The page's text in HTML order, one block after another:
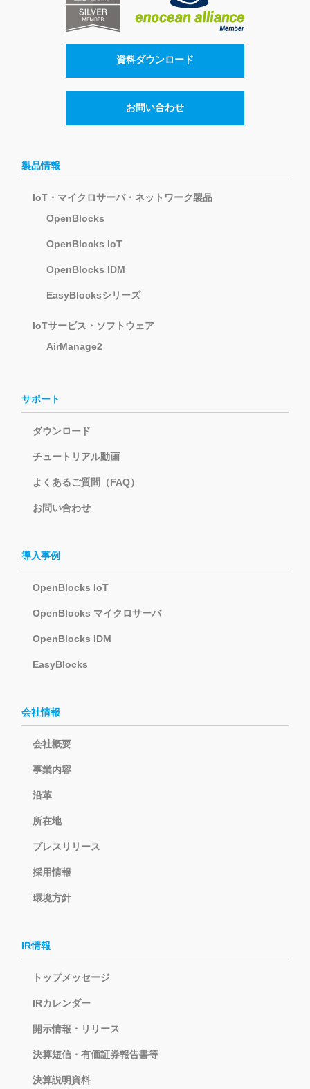
資料ダウンロード
お問い合わせ
製品情報
IoT・マイクロサーバ・ネットワーク製品
OpenBlocks
OpenBlocks IoT
OpenBlocks IDM
EasyBlocksシリーズ
IoTサービス・ソフトウェア
AirManage2
サポート
ダウンロード
チュートリアル動画
よくあるご質問（FAQ）
お問い合わせ
導入事例
OpenBlocks IoT
OpenBlocks マイクロサーバ
OpenBlocks IDM
EasyBlocks
会社情報
会社概要
事業内容
沿革
所在地
プレスリリース
採用情報
環境方針
IR情報
トップメッセージ
IRカレンダー
開示情報・リリース
決算短信・有価証券報告書等
決算説明資料